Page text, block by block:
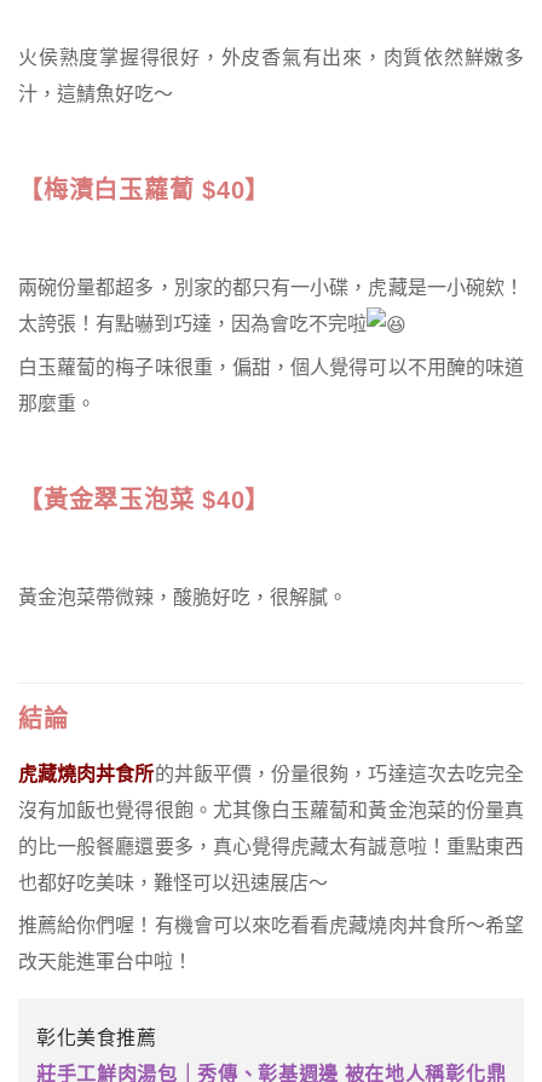
火侯熟度掌握得很好，外皮香氣有出來，肉質依然鮮嫩多
汁，這鯖魚好吃～
【梅漬白玉蘿蔔 $40】
兩碗份量都超多，別家的都只有一小碟，虎藏是一小碗欸！
太誇張！有點嚇到巧達，因為會吃不完啦
白玉蘿蔔的梅子味很重，偏甜，個人覺得可以不用醃的味道
那麼重。
【黃金翠玉泡菜 $40】
黃金泡菜帶微辣，酸脆好吃，很解膩。
結論
虎藏燒肉丼食所的丼飯平價，份量很夠，巧達這次去吃完全
沒有加飯也覺得很飽。尤其像白玉蘿蔔和黃金泡菜的份量真
的比一般餐廳還要多，真心覺得虎藏太有誠意啦！重點東西
也都好吃美味，難怪可以迅速展店～
推薦給你們喔！有機會可以來吃看看虎藏燒肉丼食所～希望
改天能進軍台中啦！
彰化美食推薦
莊手工鮮肉湯包｜秀傳、彰基週邊 被在地人稱彰化鼎